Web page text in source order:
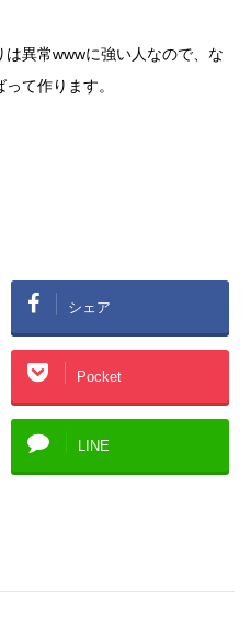
異常wwwに強い人なので、な
て作ります。
シェア
Pocket
LINE